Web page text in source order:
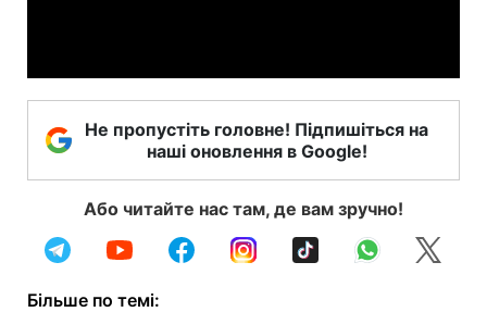
Не пропустіть головне! Підпишіться на
наші оновлення в Google!
Або читайте нас там, де вам зручно!
Більше по темі: